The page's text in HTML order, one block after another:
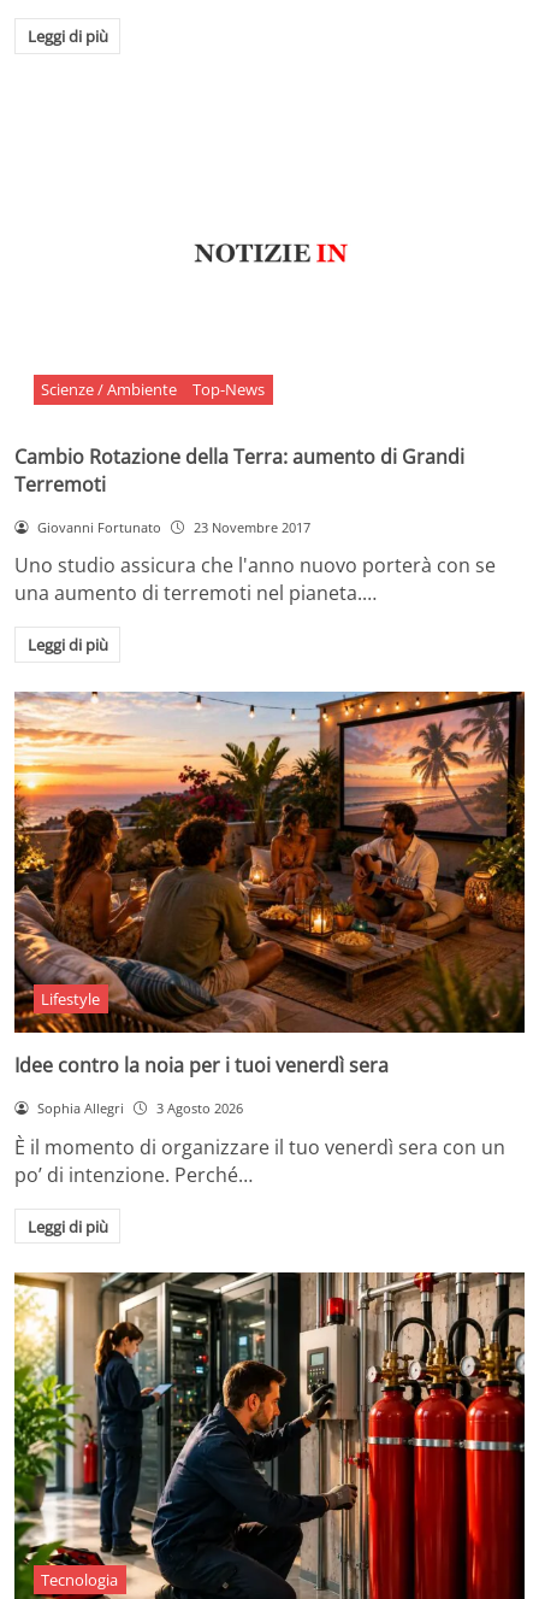
Leggi di più
Scienze / Ambiente Top-News
Cambio Rotazione della Terra: aumento di Grandi
Terremoti
Giovanni Fortunato 23 Novembre 2017
Uno studio assicura che l'anno nuovo porterà con se
una aumento di terremoti nel pianeta.…
Leggi di più
Lifestyle
Idee contro la noia per i tuoi venerdì sera
Sophia Allegri 3 Agosto 2026
È il momento di organizzare il tuo venerdì sera con un
po’ di intenzione. Perché…
Leggi di più
Tecnologia